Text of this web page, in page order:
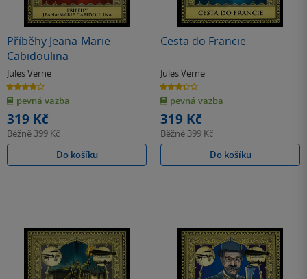
Příběhy Jeana-Marie
Cabidoulina
Jules Verne
4.0
z
5
hvězdiček
pevná vazba
319 Kč
Běžně 399 Kč
Do košíku
Cesta do Francie
Jules Verne
3.3
z
5
hvězdiček
pevná vazba
319 Kč
Běžně 399 Kč
Do košíku